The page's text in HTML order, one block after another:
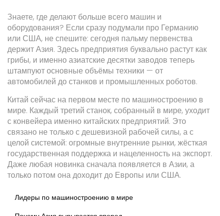
Знаете, где делают больше всего машин и
оборудования? Если сразу подумали про Германию
или США, не спешите: сегодня пальму первенства
держит Азия. Здесь предприятия буквально растут как
грибы, и именно азиатские десятки заводов теперь
штампуют основные объёмы техники — от
автомобилей до станков и промышленных роботов.
Китай сейчас на первом месте по машиностроению в
мире. Каждый третий станок, собранный в мире, уходит
с конвейера именно китайских предприятий. Это
связано не только с дешевизной рабочей силы, а с
целой системой: огромные внутренние рынки, жёсткая
государственная поддержка и нацеленность на экспорт.
Даже любая новинка сначала появляется в Азии, а
только потом она доходит до Европы или США.
Лидеры по машиностроению в мире